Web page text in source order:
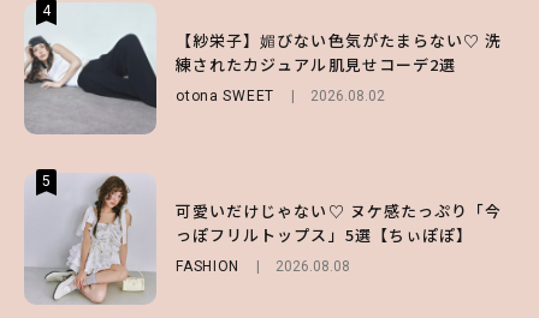
4
【紗栄子】媚びない色気がたまらない♡ 洗
練されたカジュアル肌見せコーデ2選
otona SWEET 2026.08.02
5
可愛いだけじゃない♡ ヌケ感たっぷり「今
っぽフリルトップス」5選【ちぃぽぽ】
FASHION 2026.08.08
4
【SNIDEL】長濱ねるとロマンティックトラ
ッドな秋はじめ｜2026秋の新作コーデ4選
FASHION Sponsored 2026.07.10
5
【ALD1】グループの魅力＆素顔に迫る♡ 一
問一答をお届け！【sweet web独占】
ENTERTAINMENT 2026.08.03
4
【ハローキティ】がスシローと初コラボ♡
第1弾の気になるメニュー＆限定グッズを総
チェック！
2026.07.31
5
月直伝♡ ドライシャンプー「バティスト」
を使ったプロ級スタイリング3選
Sponsored